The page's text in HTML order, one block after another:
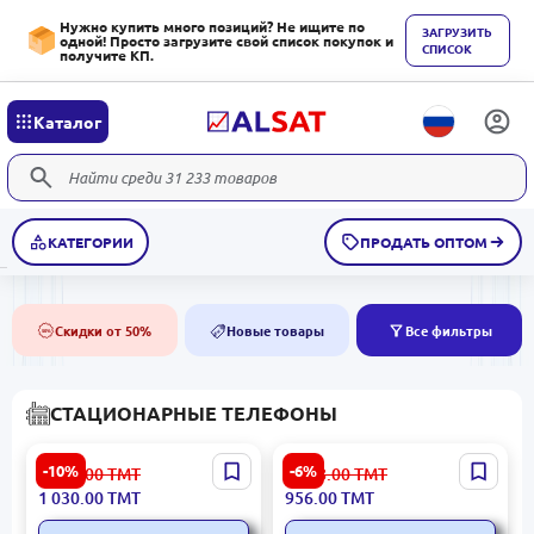
Нужно купить много позиций? Не ищите по
одной! Просто загрузите свой список покупок и
получите КП.
ЗАГРУЗИТЬ
СПИСОК
Каталог
КАТЕГОРИИ ПРОДАТЬ ОПТОМ
50% Скидки от 50% NEW Новые товары Все фильтры
СТАЦИОНАРНЫЕ ТЕЛЕФОНЫ
-10%
Panasonic KX-TG6821UA |
Беспроводной телефон
300м Спикерфон
1 151.00ТМТ
1 030.00ТМТ
-6%
HP PAGHP611 |
Проводной IP-телефон
для отелей без экрана
1 018.00ТМТ
956.00ТМТ